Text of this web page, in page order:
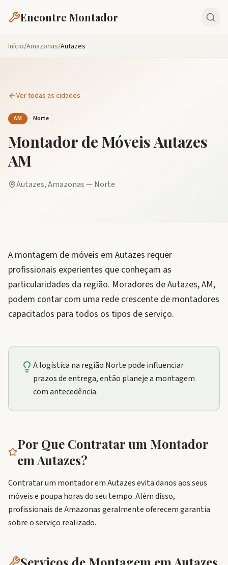
Encontre Montador
Início/Amazonas/Autazes
Ver todas as cidades
AM Norte
Montador de MóveisAutazes
AM
Autazes,Amazonas— Norte
A montagem de móveis em Autazes requer
profissionais experientes que conheçam as
particularidades da região. Moradores de Autazes, AM,
podem contar com uma rede crescente de montadores
capacitados para todos os tipos de serviço.
A logística na região Norte pode influenciar
prazos de entrega, então planeje a montagem
com antecedência.
Por Que Contratar um Montador
emAutazes?
Contratar um montador em Autazes evita danos aos seus
móveis e poupa horas do seu tempo. Além disso,
profissionais de Amazonas geralmente oferecem garantia
sobre o serviço realizado.